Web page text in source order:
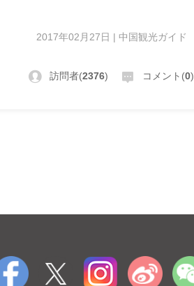
2017年02月27日 | 中国観光ガイド
訪問者(2376) コメント(0)